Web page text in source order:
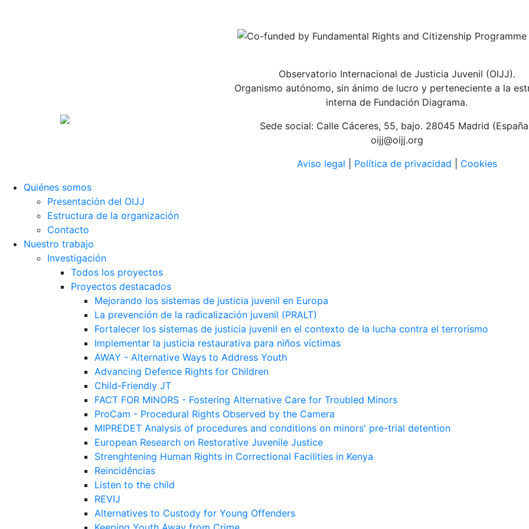
Observatorio Internacional de Justicia Juvenil (OIJJ).
Organismo autónomo, sin ánimo de lucro y perteneciente a la
interna de Fundación Diagrama.
Sede social: Calle Cáceres, 55, bajo. 28045 Madrid
oijj@oijj.org
Aviso legal
Política de privacidad
Cookies
Quiénes somos
Presentación del OIJJ
Estructura de la organización
Contacto
Nuestro trabajo
Investigación
Todos los proyectos
Proyectos destacados
Mejorando los sistemas de justicia juvenil en Europa
La prevención de la radicalización juvenil (PRALT)
Fortalecer los sistemas de justicia juvenil en el contexto de la lucha contra el terrorismo
Implementar la justicia restaurativa para niños víctimas
AWAY - Alternative Ways to Address Youth
Advancing Defence Rights for Children
Child-Friendly JT
FACT FOR MINORS - Fostering Alternative Care for Troubled Minors
ProCam - Procedural Rights Observed by the Camera
MIPREDET Analysis of procedures and conditions on minors' pre-trial detention
European Research on Restorative Juvenile Justice
Strenghtening Human Rights in Correctional Facilities in Kenya
Reincidências
Listen to the child
REVIJ
Alternatives to Custody for Young Offenders